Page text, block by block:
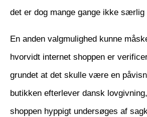
det er dog mange gange ikke
En anden valgmulighed kunne
hvorvidt internet shoppen er
grundet at det skulle være en
butikken efterlever dansk
shoppen hyppigt undersøges af